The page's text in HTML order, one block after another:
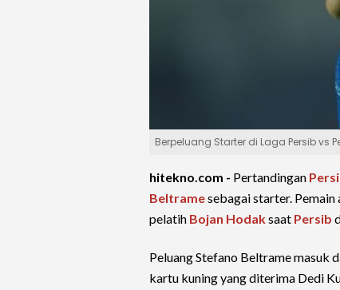
Berpeluang Starter di Laga Persib vs
hitekno.com - Pertandingan
Beltramesebagai starter.
pelatih Bojan Hodaksaat Persib
Peluang Stefano Beltrame masuk
kartu kuning yang diterima Dedi